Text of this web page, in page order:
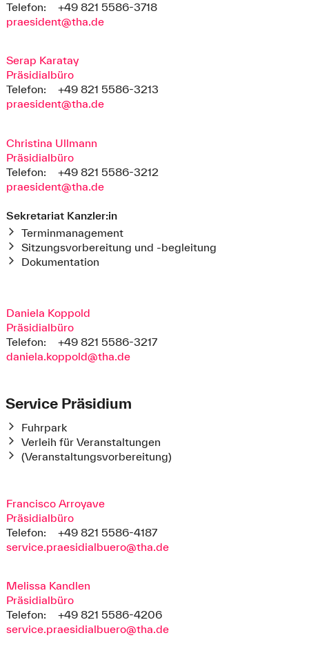
Telefon:
+49 821 5586-3718
praesident@tha.de
Serap Karatay
Präsidialbüro
Telefon:
+49 821 5586-3213
praesident@tha.de
Christina Ullmann
Präsidialbüro
Telefon:
+49 821 5586-3212
praesident@tha.de
Sekretariat Kanzler:in
Terminmanagement
Sitzungsvorbereitung und -begleitung
Dokumentation
Daniela Koppold
Präsidialbüro
Telefon:
+49 821 5586-3217
daniela.koppold@tha.de
Service Präsidium
Fuhrpark
Verleih für Veranstaltungen
(Veranstaltungsvorbereitung)
Francisco Arroyave
Präsidialbüro
Telefon:
+49 821 5586-4187
service.praesidialbuero@tha.de
Melissa Kandlen
Präsidialbüro
Telefon:
+49 821 5586-4206
service.praesidialbuero@tha.de